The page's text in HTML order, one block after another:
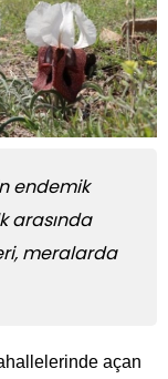
endemik
arasında
meralarda
açan